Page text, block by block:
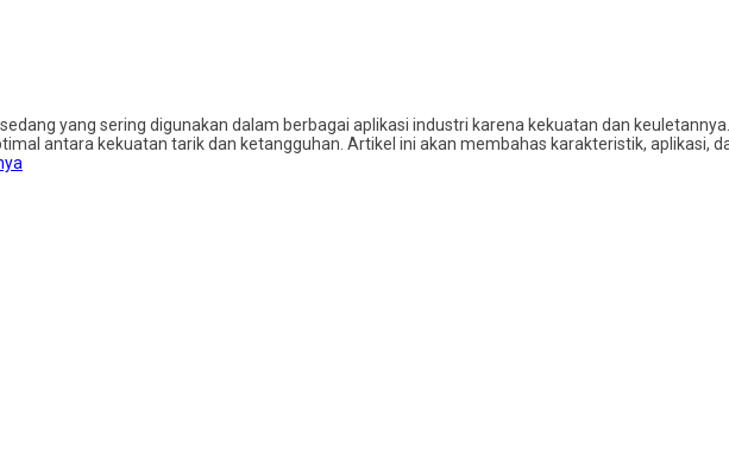
yang sering digunakan dalam berbagai aplikasi industri karena kekuatan dan
antara kekuatan tarik dan ketangguhan. Artikel ini akan membahas karakteristik, aplikasi,